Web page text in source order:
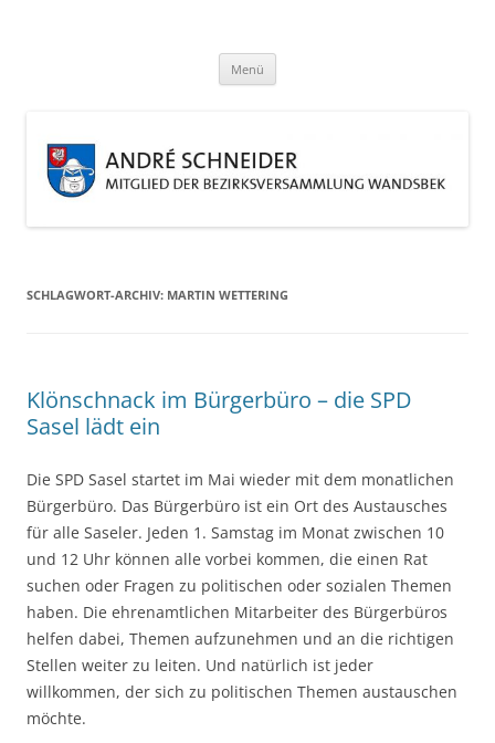
Menü
SCHLAGWORT-ARCHIV: MARTIN WETTERING
Klönschnack im Bürgerbüro – die SPD
Sasel lädt ein
Die SPD Sasel startet im Mai wieder mit dem monatlichen
Bürgerbüro. Das Bürgerbüro ist ein Ort des Austausches
für alle Saseler. Jeden 1. Samstag im Monat zwischen 10
und 12 Uhr können alle vorbei kommen, die einen Rat
suchen oder Fragen zu politischen oder sozialen Themen
haben. Die ehrenamtlichen Mitarbeiter des Bürgerbüros
helfen dabei, Themen aufzunehmen und an die richtigen
Stellen weiter zu leiten. Und natürlich ist jeder
willkommen, der sich zu politischen Themen austauschen
möchte.